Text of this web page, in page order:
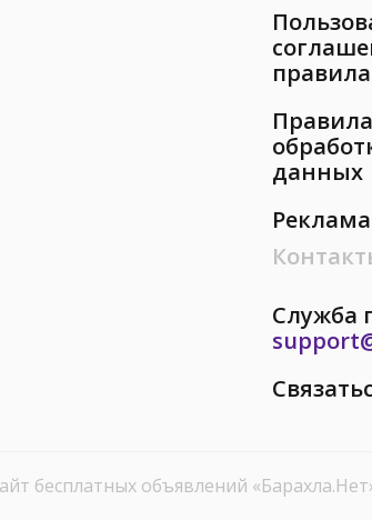
Правила
данных
Служба
бесплатных объявлений